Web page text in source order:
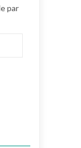
par